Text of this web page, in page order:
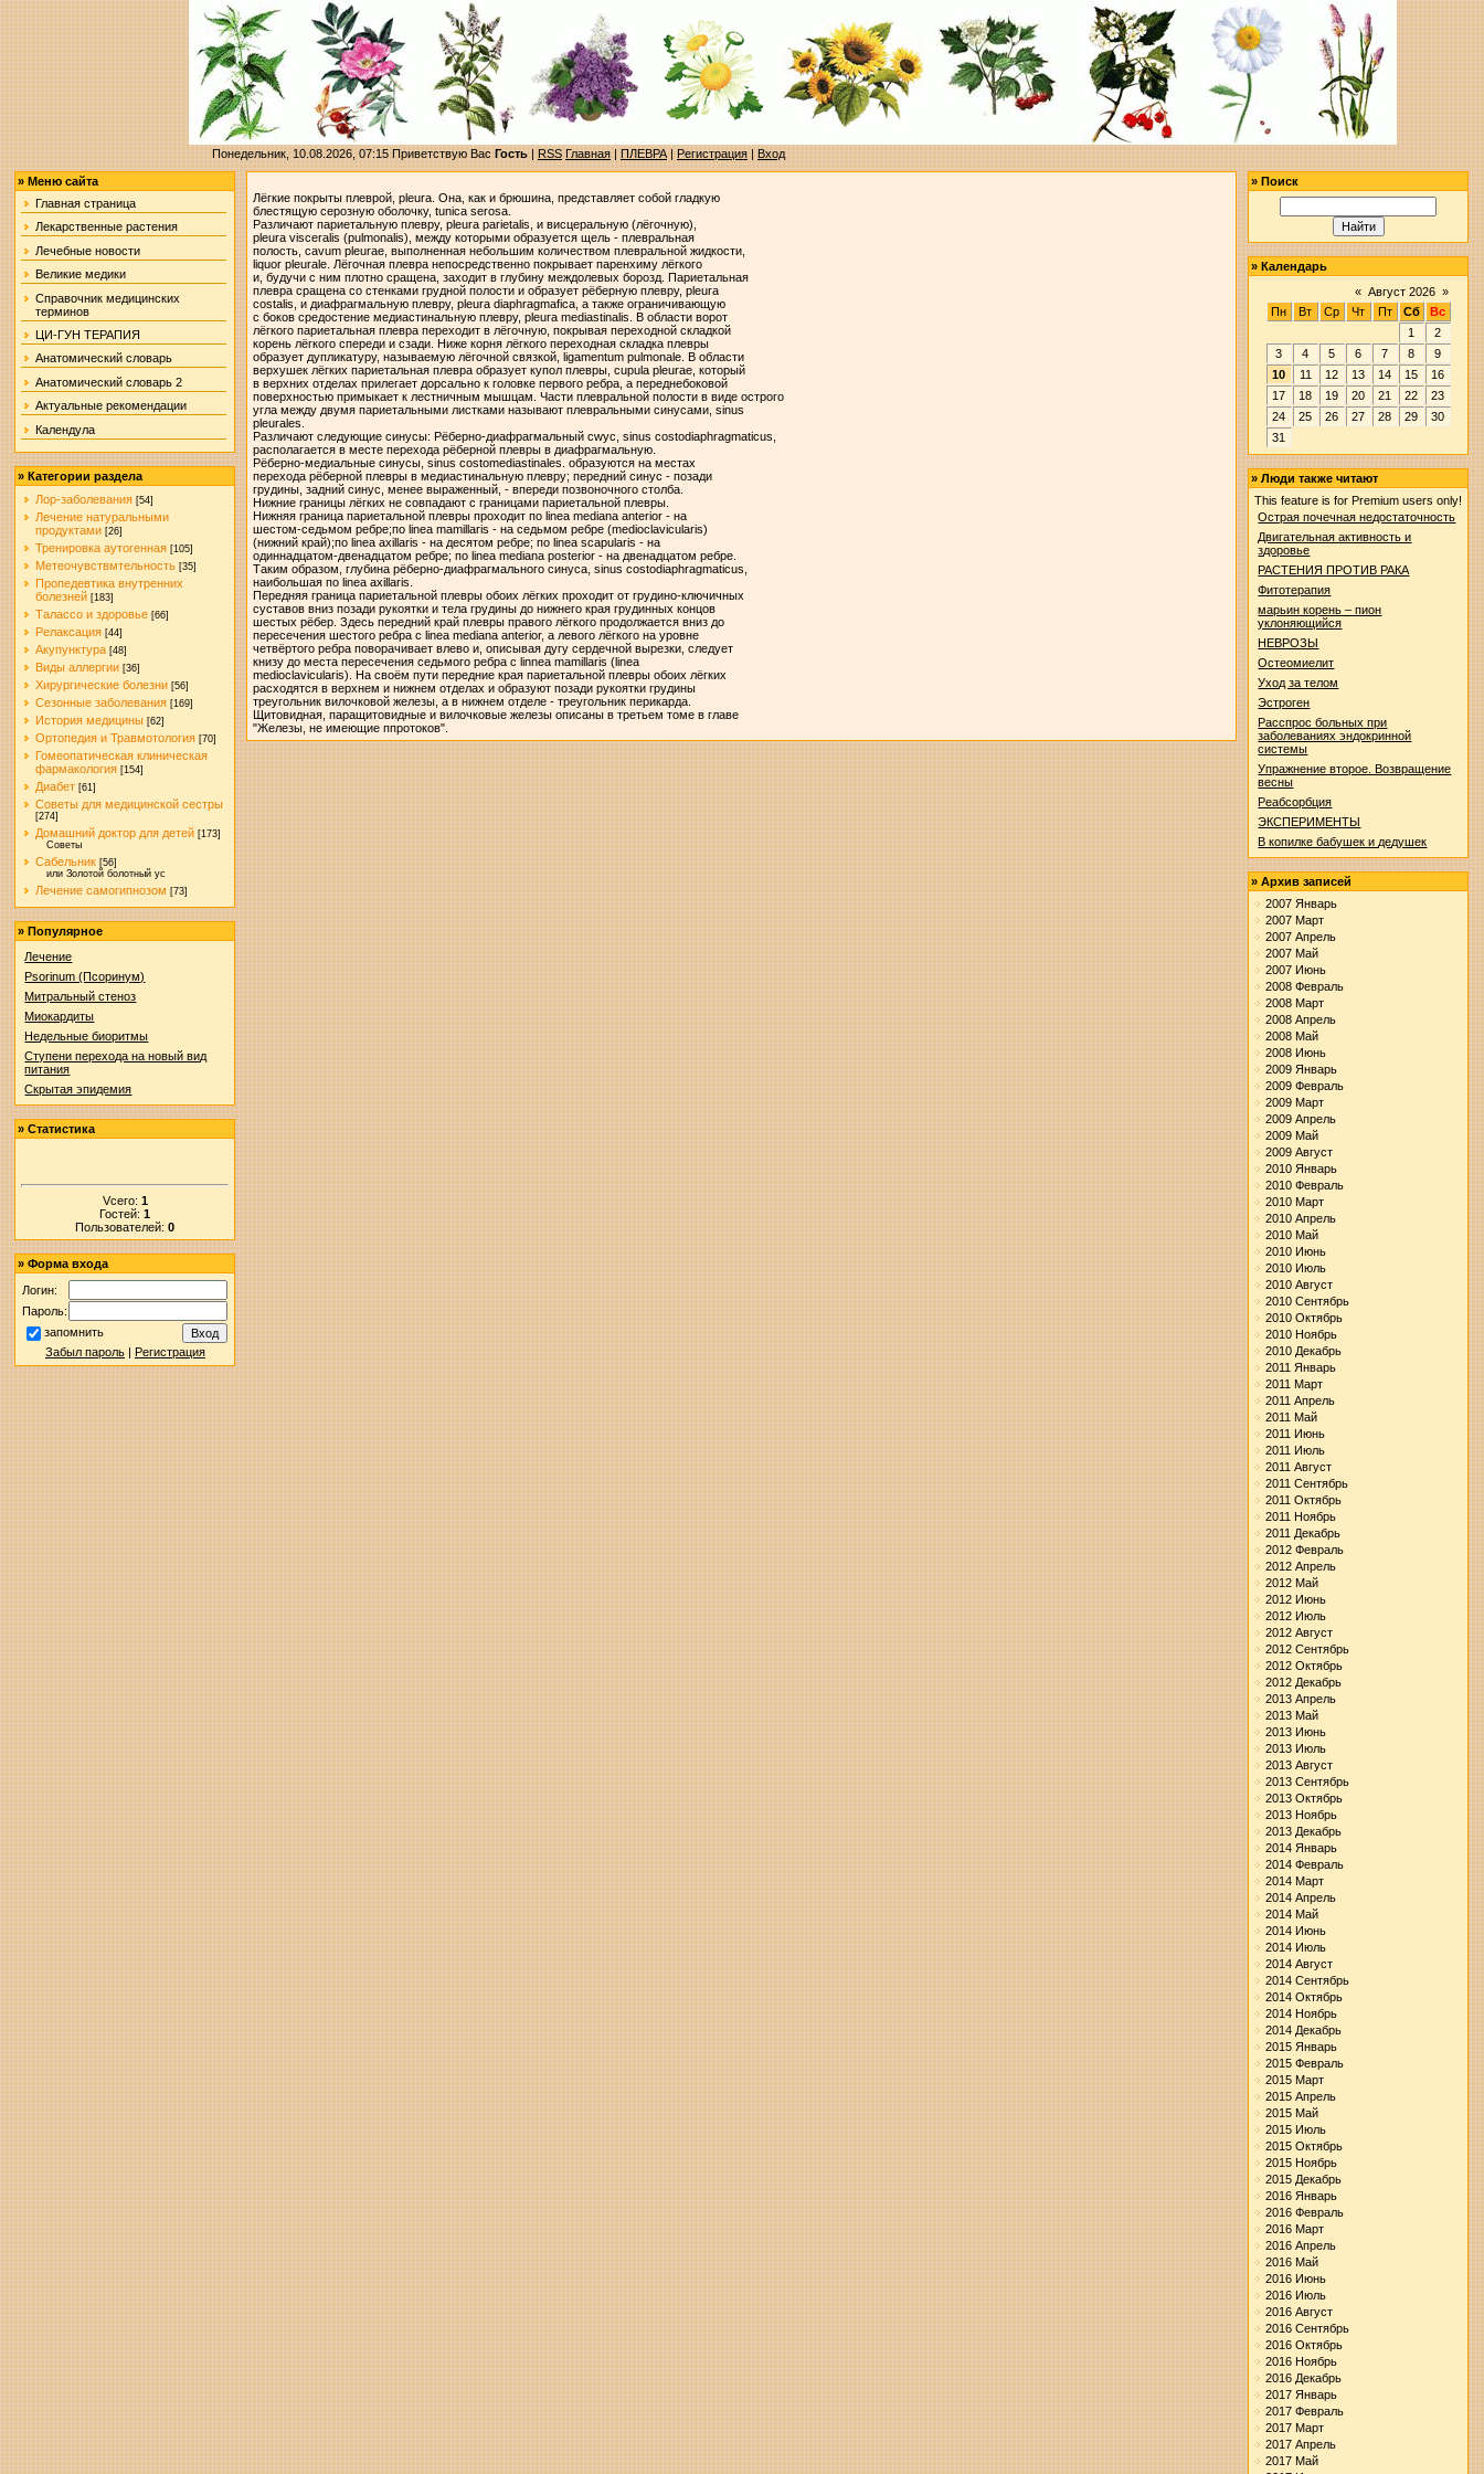
Понедельник, 10.08.2026, 07:15Приветствую Вас Гость|RSS Главная|ПЛЕВРА|Регистрация|Вход
»Меню сайта
Главная страница
Лекарственные растения
Лечебные новости
Великие медики
Справочник медицинских
терминов
ЦИ-ГУН ТЕРАПИЯ
Анатомический словарь
Анатомический словарь 2
Актуальные рекомендации
Календула
»Категории раздела
Лор-заболевания [54]
Лечение натуральными
продуктами [26]
Тренировка аутогенная [105]
Метеочувствмтельность [35]
Пропедевтика внутренних
болезней [183]
Талассо и здоровье [66]
Релаксация [44]
Акупунктура [48]
Виды аллергии [36]
Хирургические болезни [56]
Сезонные заболевания [169]
История медицины [62]
Ортопедия и Травмотология [70]
Гомеопатическая клиническая
фармакология [154]
Диабет [61]
Советы для медицинской сестры
[274]
Домашний доктор для детей [173]
Советы
Сабельник [56]
или Золотой болотный ус
Лечение самогипнозом [73]
»Популярное
Лечение
Psorinum (Псоринум)
Митральный стеноз
Миокардиты
Недельные биоритмы
Ступени перехода на новый вид
питания
Скрытая эпидемия
»Статистика
Vсего: 1
Гостей:1
Пользователей:0
»Форма входа
Логин:
Пароль:
запомнить
Забыл пароль| Регистрация
Лёгкие покрыты плеврой, pleura. Она, как и брюшина, представляет собой гладкую
блестящую серозную оболочку, tunica serosa.
Различают париетальную плевру, pleura parietalis, и висцеральную (лёгочную),
pleura visceralis (pulmonalis), между которыми образуется щель - плевральная
полость, cavum pleurae, выполненная небольшим количеством плевральной жидкости,
liquor pleurale. Лёгочная плевра непосредственно покрывает паренхиму лёгкого
и, будучи с ним плотно сращена, заходит в глубину междолевых борозд. Париетальная
плевра сращена со стенками грудной полости и образует рёберную плевру, pleura
costalis, и диафрагмальную плевру, pleura diaphragmafica, а также ограничивающую
с боков средостение медиастинальную плевру, pleura mediastinalis. В области ворот
лёгкого париетальная плевра переходит в лёгочную, покрывая переходной складкой
корень лёгкого спереди и сзади. Ниже корня лёгкого переходная складка плевры
образует дупликатуру, называемую лёгочной связкой, ligamentum pulmonale. В области
верхушек лёгких париетальная плевра образует купол плевры, cupula pleurae, который
в верхних отделах прилегает дорсально к головке первого ребра, а переднебоковой
поверхностью примыкает к лестничным мышцам. Части плевральной полости в виде острого
угла между двумя париетальными листками называют плевральными синусами, sinus
pleurales.
Различают следующие синусы: Рёберно-диафрагмальный cwyc, sinus costodiaphragmaticus,
располагается в месте перехода рёберной плевры в диафрагмальную.
Рёберно-медиальные синусы, sinus costomediastinales. образуются на местах
перехода рёберной плевры в медиастинальную плевру; передний синус - позади
грудины, задний синус, менее выраженный, - впереди позвоночного столба.
Нижние границы лёгких не совпадают с границами париетальной плевры.
Нижняя граница париетальной плевры проходит по linea mediana anterior - на
шестом-седьмом ребре;по linea mamillaris - на седьмом ребре (medioclavicularis)
(нижний край);по linea axillaris - на десятом ребре; по linea scapularis - на
одиннадцатом-двенадцатом ребре; по linea mediana posterior - на двенадцатом ребре.
Таким образом, глубина рёберно-диафрагмального синуса, sinus costodiaphragmaticus,
наибольшая по linea axillaris.
Передняя граница париетальной плевры обоих лёгких проходит от грудино-ключичных
суставов вниз позади рукоятки и тела грудины до нижнего края грудинных концов
шестых рёбер. Здесь передний край плевры правого лёгкого продолжается вниз до
пересечения шестого ребра с linea mediana anterior, а левого лёгкого на уровне
четвёртого ребра поворачивает влево и, описывая дугу сердечной вырезки, следует
книзу до места пересечения седьмого ребра с linnea mamillaris (linea
medioclavicularis). На своём пути передние края париетальной плевры обоих лёгких
расходятся в верхнем и нижнем отделах и образуют позади рукоятки грудины
треугольник вилочковой железы, а в нижнем отделе - треугольник перикарда.
Щитовидная, паращитовидные и вилочковые железы описаны в третьем томе в главе
"Железы, не имеющие ппротоков".
»Поиск
»Календарь
« Август 2026 »
Пн
Вт Ср Чт Пт Сб
Вс
1
2
3
4 5 6 7 8
9
10
11 12 13 14 15
16
17
18 19 20 21 22
23
24
25 26 27 28 29
30
31
»Люди также читают
This feature is for Premium users only!
Острая почечная недостаточность
Двигательная активность и
здоровье
РАСТЕНИЯ ПРОТИВ РАКА
Фитотерапия
марьин корень – пион
уклоняющийся
НЕВРОЗЫ
Остеомиелит
Уход за телом
Эстроген
Расспрос больных при
заболеваниях эндокринной
системы
Упражнение второе. Возвращение
весны
Реабсорбция
ЭКСПЕРИМЕНТЫ
В копилке бабушек и дедушек
»Архив записей
2007 Январь
2007 Март
2007 Апрель
2007 Май
2007 Июнь
2008 Февраль
2008 Март
2008 Апрель
2008 Май
2008 Июнь
2009 Январь
2009 Февраль
2009 Март
2009 Апрель
2009 Май
2009 Август
2010 Январь
2010 Февраль
2010 Март
2010 Апрель
2010 Май
2010 Июнь
2010 Июль
2010 Август
2010 Сентябрь
2010 Октябрь
2010 Ноябрь
2010 Декабрь
2011 Январь
2011 Март
2011 Апрель
2011 Май
2011 Июнь
2011 Июль
2011 Август
2011 Сентябрь
2011 Октябрь
2011 Ноябрь
2011 Декабрь
2012 Февраль
2012 Апрель
2012 Май
2012 Июнь
2012 Июль
2012 Август
2012 Сентябрь
2012 Октябрь
2012 Декабрь
2013 Апрель
2013 Май
2013 Июнь
2013 Июль
2013 Август
2013 Сентябрь
2013 Октябрь
2013 Ноябрь
2013 Декабрь
2014 Январь
2014 Февраль
2014 Март
2014 Апрель
2014 Май
2014 Июнь
2014 Июль
2014 Август
2014 Сентябрь
2014 Октябрь
2014 Ноябрь
2014 Декабрь
2015 Январь
2015 Февраль
2015 Март
2015 Апрель
2015 Май
2015 Июль
2015 Октябрь
2015 Ноябрь
2015 Декабрь
2016 Январь
2016 Февраль
2016 Март
2016 Апрель
2016 Май
2016 Июнь
2016 Июль
2016 Август
2016 Сентябрь
2016 Октябрь
2016 Ноябрь
2016 Декабрь
2017 Январь
2017 Февраль
2017 Март
2017 Апрель
2017 Май